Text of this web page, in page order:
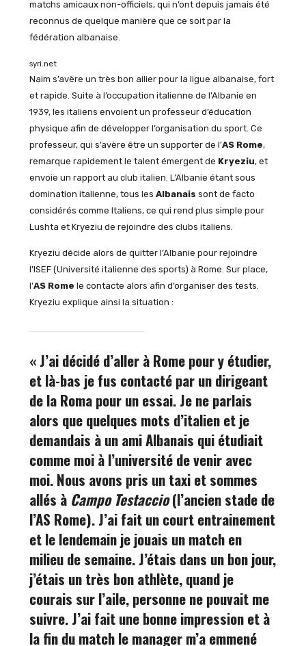
matchs amicaux non-officiels, qui n’ont depuis jamais été
reconnus de quelque manière que ce soit par la
fédération albanaise.
syri.net
Naim s’avère un très bon ailier pour la ligue albanaise, fort
et rapide. Suite à l’occupation italienne de l’Albanie en
1939, les italiens envoient un professeur d’éducation
physique afin de développer l’organisation du sport. Ce
professeur, qui s’avère être un supporter de l’AS Rome,
remarque rapidement le talent émergent de Kryeziu, et
envoie un rapport au club italien. L’Albanie étant sous
domination italienne, tous les Albanais sont de facto
considérés comme Italiens, ce qui rend plus simple pour
Lushta et Kryeziu de rejoindre des clubs italiens.
Kryeziu décide alors de quitter l’Albanie pour rejoindre
l’ISEF (Université italienne des sports) à Rome. Sur place,
l’AS Rome le contacte alors afin d’organiser des tests.
Kryeziu explique ainsi la situation :
« J’ai décidé d’aller à Rome pour y étudier,
et là-bas je fus contacté par un dirigeant
de la Roma pour un essai. Je ne parlais
alors que quelques mots d’italien et je
demandais à un ami Albanais qui étudiait
comme moi à l’université de venir avec
moi. Nous avons pris un taxi et sommes
allés à Campo Testaccio(l’ancien stade de
l’AS Rome). J’ai fait un court entrainement
et le lendemain je jouais un match en
milieu de semaine. J’étais dans un bon jour,
j’étais un très bon athlète, quand je
courais sur l’aile, personne ne pouvait me
suivre. J’ai fait une bonne impression et à
la fin du match le manager m’a emmené